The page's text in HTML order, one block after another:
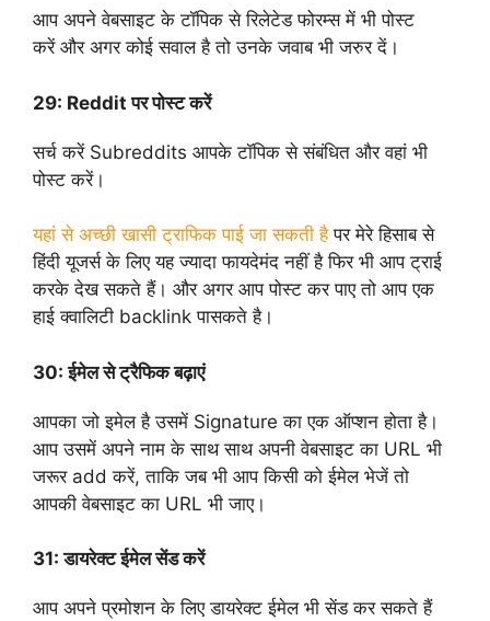
आप अपने वेबसाइट के टॉपिक से रिलेटेड फोरम्स में भी पोस्ट
करें और अगर कोई सवाल है तो उनके जवाब भी जरुर दें।
29: Reddit पर पोस्ट करें
सर्च करें Subreddits आपके टॉपिक से संबंधित और वहां भी
पोस्ट करें।
यहां से अच्छी खासी ट्राफिक पाई जा सकती हैपर मेरे हिसाब से
हिंदी यूजर्स के लिए यह ज्यादा फायदेमंद नहीं है फिर भी आप ट्राई
करके देख सकते हैं। और अगर आप पोस्ट कर पाए तो आप एक
हाई क्वालिटी backlink पासकते है।
30: ईमेल से ट्रैफिक बढ़ाएं
आपका जो इमेल है उसमें Signature का एक ऑप्शन होता है।
आप उसमें अपने नाम के साथ साथ अपनी वेबसाइट का URL भी
जरूर add करें, ताकि जब भी आप किसी को ईमेल भेजें तो
आपकी वेबसाइट का URL भी जाए।
31: डायरेक्ट ईमेल सेंड करें
आप अपने प्रमोशन के लिए डायरेक्ट ईमेल भी सेंड कर सकते हैं